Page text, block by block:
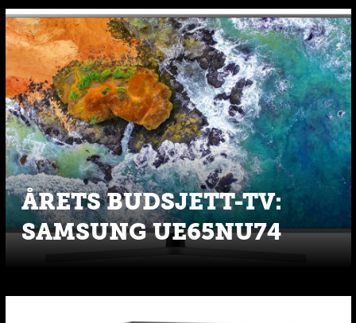
ÅRETS BUDSJETT-TV:
SAMSUNG UE65NU74